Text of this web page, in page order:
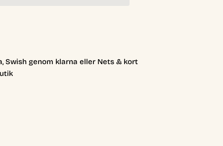
Swish genom klarna eller Nets & kort